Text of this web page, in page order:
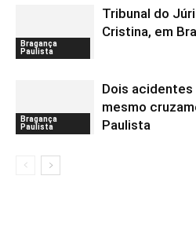
Bragança
Paulista
Tribunal do
Cristina, em
Bragança
Paulista
Dois
mesmo
Paulista